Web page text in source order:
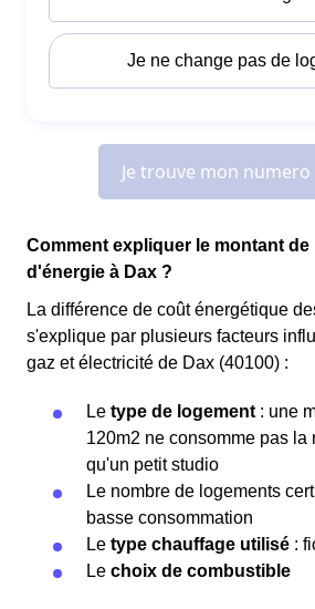
Comment expliquer le montant de
d'énergie à Dax ?
La différence de coût énergétique
s'explique par plusieurs facteurs
gaz et électricité de Dax (40100) :
Le type de logement : une
120m2 ne consomme pas la
qu'un petit studio
Le nombre de logements
basse consommation
Le type chauffage utilisé :
Le choix de combustible